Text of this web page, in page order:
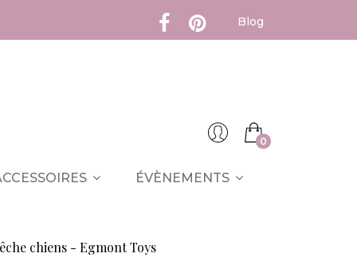
Blog
0
ÉVÈNEMENTS
chiens - Egmont Toys